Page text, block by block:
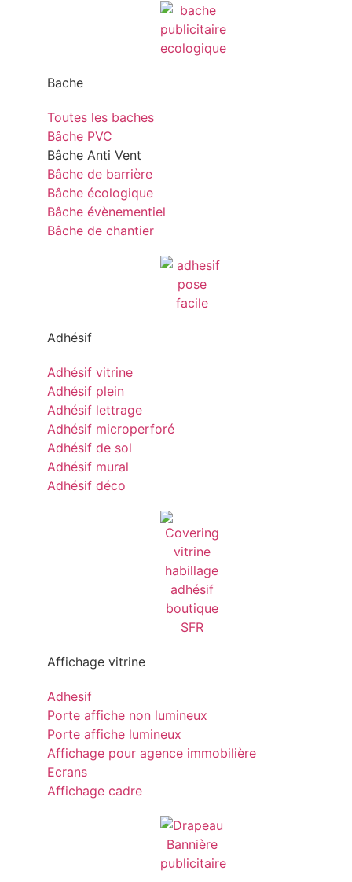
Bache
Toutes les baches
Bâche PVC
Bâche Anti Vent
Bâche de barrière
Bâche écologique
Bâche évènementiel
Bâche de chantier
Adhésif
Adhésif vitrine
Adhésif plein
Adhésif lettrage
Adhésif microperforé
Adhésif de sol
Adhésif mural
Adhésif déco
Affichage vitrine
Adhesif
Porte affiche non lumineux
Porte affiche lumineux
Affichage pour agence immobilière
Ecrans
Affichage cadre